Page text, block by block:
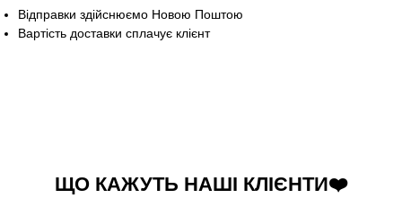
Відправки здійснюємо Новою Поштою
Вартість доставки сплачує клієнт
ЩО КАЖУТЬ НАШІ КЛІЄНТИ❤️